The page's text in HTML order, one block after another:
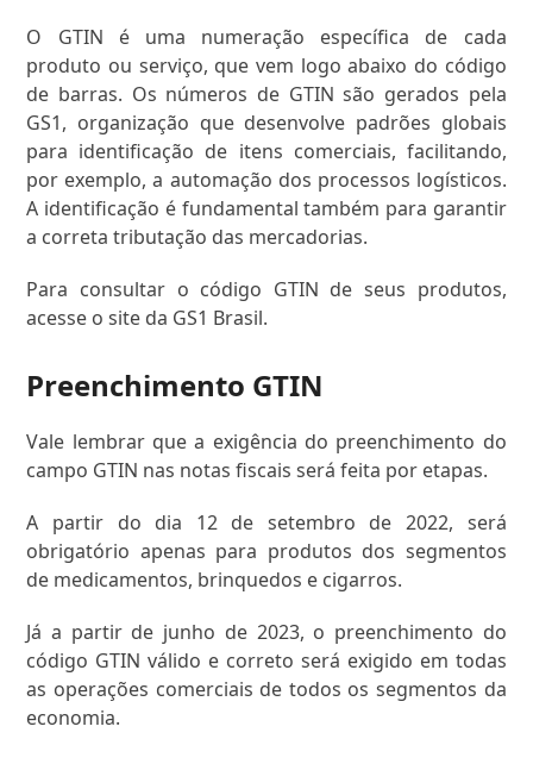
O GTIN é uma numeração específica de cada
produto ou serviço, que vem logo abaixo do código
de barras. Os números de GTIN são gerados pela
GS1, organização que desenvolve padrões globais
para identificação de itens comerciais, facilitando,
por exemplo, a automação dos processos logísticos.
A identificação é fundamental também para garantir
a correta tributação das mercadorias.
Para consultar o código GTIN de seus produtos,
acesse o site da GS1 Brasil.
Preenchimento GTIN
Vale lembrar que a exigência do preenchimento do
campo GTIN nas notas fiscais será feita por etapas.
A partir do dia 12 de setembro de 2022, será
obrigatório apenas para produtos dos segmentos
de medicamentos, brinquedos e cigarros.
Já a partir de junho de 2023, o preenchimento do
código GTIN válido e correto será exigido em todas
as operações comerciais de todos os segmentos da
economia.